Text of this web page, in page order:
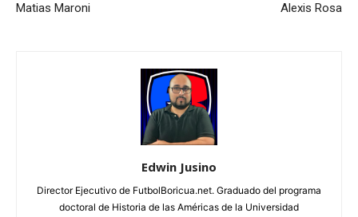
Matias Maroni Alexis Rosa
Edwin Jusino
Director Ejecutivo de FutbolBoricua.net. Graduado del programa
doctoral de Historia de las Américas de la Universidad